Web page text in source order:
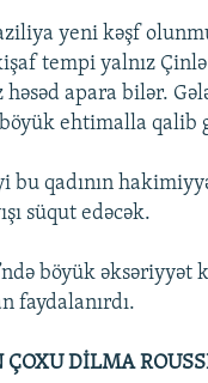
yeni kəşf
tempi yalnız
apara bilər.
ehtimalla qalib
bu qadının
süqut edəcək.
böyük əksəriyyət
faydalanırdı.
DİLMA